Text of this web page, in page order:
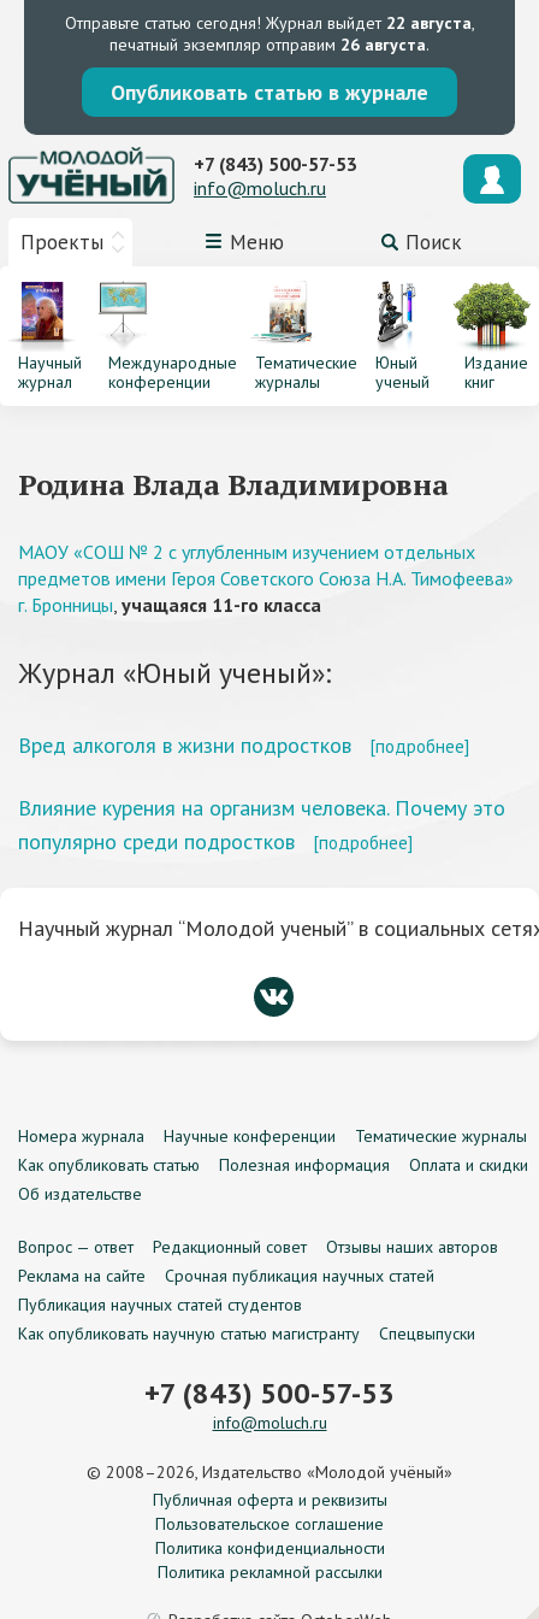
Отправьте статью сегодня! Журнал выйдет 22 августа,
печатный экземпляр отправим 26 августа.
Опубликовать статью в журнале
Проекты Меню Поиск
+7 (843) 500-57-53
info@moluch.ru
Научный
журнал
Международные
конференции
Тематические
журналы
Юный
ученый
Издание
книг
Родина Влада Владимировна
МАОУ «СОШ № 2 с углубленным изучением отдельных
предметов имени Героя Советского Союза Н.А. Тимофеева»
г. Бронницы, учащаяся 11-го класса
Журнал «Юный ученый»:
Вред алкоголя в жизни подростков [подробнее]
Влияние курения на организм человека. Почему это
популярно среди подростков
[подробнее]
Научный журнал “Молодой ученый” в социальных
Номера журнала Научные конференции
Тематические журналы
Как опубликовать статью
Полезная информация
Оплата и скидки
Об издательстве
Вопрос — ответ Редакционный совет
Отзывы наших авторов
Реклама на сайте
Срочная публикация научных статей
Публикация научных статей студентов
Как опубликовать научную статью магистранту
Спецвыпуски
+7 (843) 500-57-53
info@moluch.ru
© 2008–2026, Издательство «Молодой учёный»
Публичная оферта и реквизиты
Пользовательское соглашение
Политика конфиденциальности
Политика рекламной рассылки